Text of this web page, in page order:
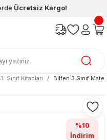
Ücretsiz Kargo!
3. Sınıf Kitapları Bilfen 3 Sınıf
%10
İndirim